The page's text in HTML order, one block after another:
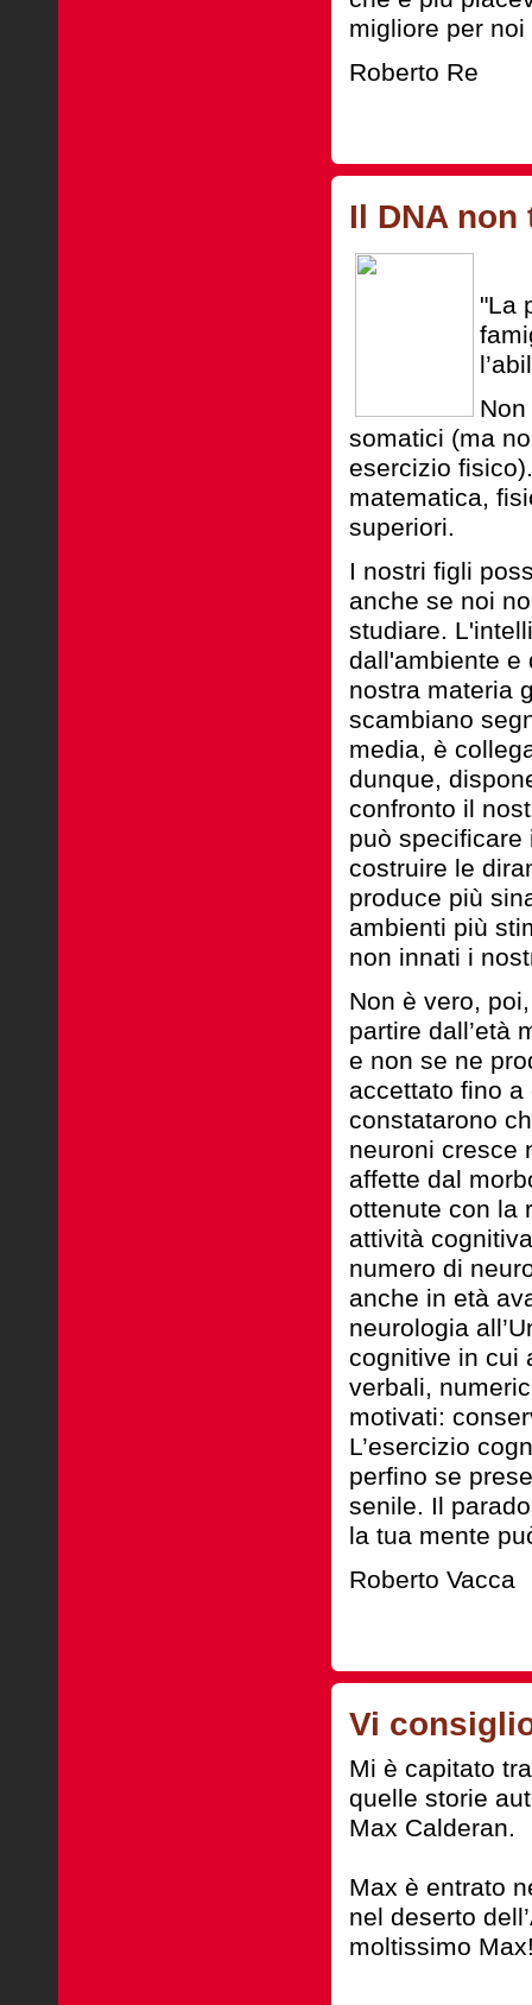
migliore per
Roberto Re
Il DNA
"La
somatici (ma
esercizio
matematica,
superiori.
I nostri figli
anche se noi
studiare.
dall'ambiente e
nostra materia
scambiano
media, è
dunque,
confronto il
può
costruire le
produce più
ambienti più
non innati i
Non è vero,
partire dall’età
e non se ne
accettato fino
constatarono
neuroni cresce
affette dal
ottenute con la
attività
numero di
anche in età
neurologia
cognitive in cui
verbali,
motivati:
L’esercizio
perfino se
senile. Il
la tua mente
Roberto Vacca
Vi
Mi è capitato
quelle storie
Max Calderan.
Max è entrato
nel deserto
moltissimo